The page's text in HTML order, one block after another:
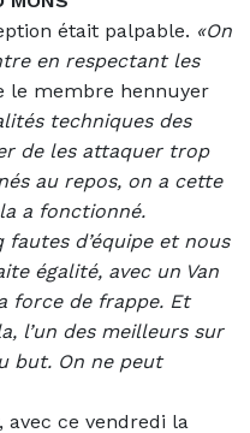
était palpable. «On
en respectant les
le membre hennuyer
techniques des
de les attaquer trop
au repos, on a cette
a fonctionné.
d’équipe et nous
égalité, avec un Van
force de frappe. Et
l’un des meilleurs sur
but. On ne peut
ce vendredi la